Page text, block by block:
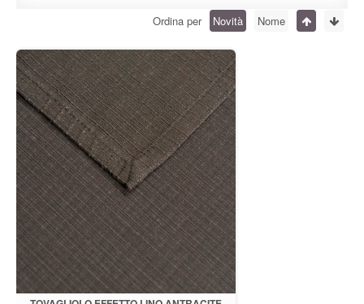
Ordina per Novità Nome